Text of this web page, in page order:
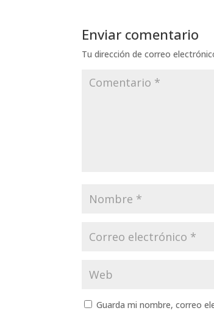
Enviar comentario
Tu dirección de correo
Guarda mi nombre, correo